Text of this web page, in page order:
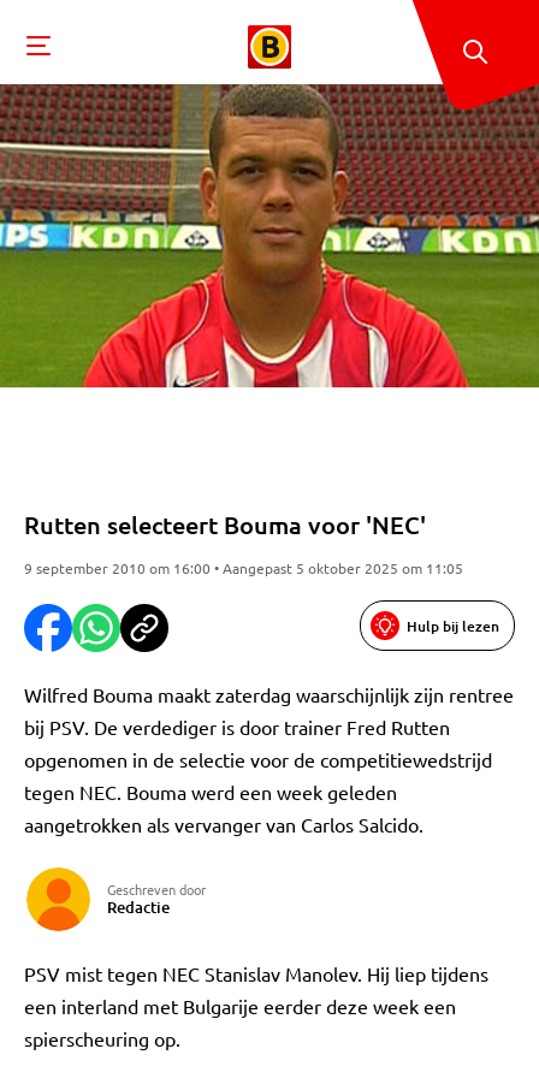
Rutten selecteert Bouma voor 'NEC'
9 september 2010 om 16:00 • Aangepast 5 oktober 2025 om 11:05
Hulp bij lezen
Wilfred Bouma maakt zaterdag waarschijnlijk zijn rentree
bij PSV. De verdediger is door trainer Fred Rutten
opgenomen in de selectie voor de competitiewedstrijd
tegen NEC. Bouma werd een week geleden
aangetrokken als vervanger van Carlos Salcido.
Geschreven door
Redactie
PSV mist tegen NEC Stanislav Manolev. Hij liep tijdens
een interland met Bulgarije eerder deze week een
spierscheuring op.